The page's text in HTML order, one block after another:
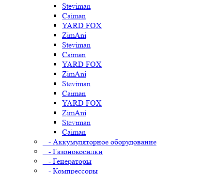
Steviman
Caiman
YARD FOX
ZimAni
Steviman
Caiman
YARD FOX
ZimAni
Steviman
Caiman
YARD FOX
ZimAni
Steviman
Caiman
- Аккумуляторное оборудование
- Газонокосилки
- Генераторы
- Компрессоры